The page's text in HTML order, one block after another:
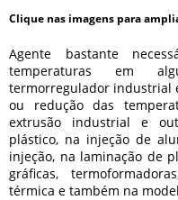
Clique nas imagens para
Agente bastante
temperaturas em
termorregulador industrial
ou redução das
extrusão industrial e
plástico, na injeção de
injeção, na laminação de
gráficas,
térmica e também na